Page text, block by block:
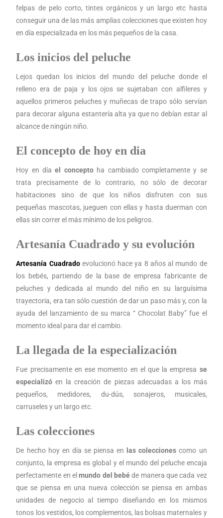
felpas de pelo corto, tintes orgánicos y un largo etc hasta
conseguir una de las más amplias colecciones que existen hoy
en día especializada en los más pequeños de la casa.
Los inicios del peluche
Lejos quedan los inicios del mundo del peluche donde el
relleno era de paja y los ojos se sujetaban con alfileres y
aquellos primeros peluches y muñecas de trapo sólo servían
para decorar alguna estantería alta ya que no debían estar al
alcance de ningún niño.
El concepto de hoy en dia
Hoy en día el conceptoha cambiado completamente y se
trata precisamente de lo contrario, no sólo de decorar
habitaciones sino de que los niños disfruten con sus
pequeñas mascotas, jueguen con ellas y hasta duerman con
ellas sin correr el más mínimo de los peligros.
Artesanía Cuadrado y su evolución
Artesanía Cuadradoevolucionó hace ya 8 años al mundo de
los bebés, partiendo de la base de empresa fabricante de
peluches y dedicada al mundo del niño en su larguísima
trayectoria, era tan sólo cuestión de dar un paso más y, con la
ayuda del lanzamiento de su marca “ Chocolat Baby” fue el
momento ideal para dar el cambio.
La llegada de la especialización
Fue precisamente en ese momento en el que la empresa se
especializó en la creación de piezas adecuadas a los más
pequeños, medidores, du-dús, sonajeros, musicales,
carruseles y un largo etc.
Las colecciones
De hecho hoy en día se piensa en las colecciones como un
conjunto, la empresa es global y el mundo del peluche encaja
perfectamente en elmundo del bebéde manera que cada vez
que se piensa en una nueva colección se piensa en ambas
unidades de negocio al tiempo diseñando en los mismos
tonos los vestidos, los complementos, las bolsas maternales y